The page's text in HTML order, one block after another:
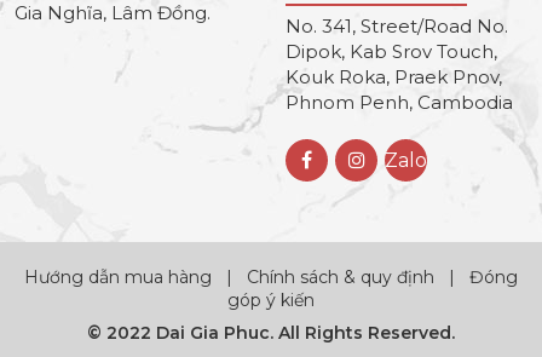
Gia Nghĩa, Lâm Đồng.
No. 341, Street/Road No.
Dipok, Kab Srov Touch,
Kouk Roka, Praek Pnov,
Phnom Penh, Cambodia
Zalo
Hướng dẫn mua hàng | Chính sách & quy định | Đóng
góp ý kiến
© 2022 Dai Gia Phuc. All Rights Reserved.